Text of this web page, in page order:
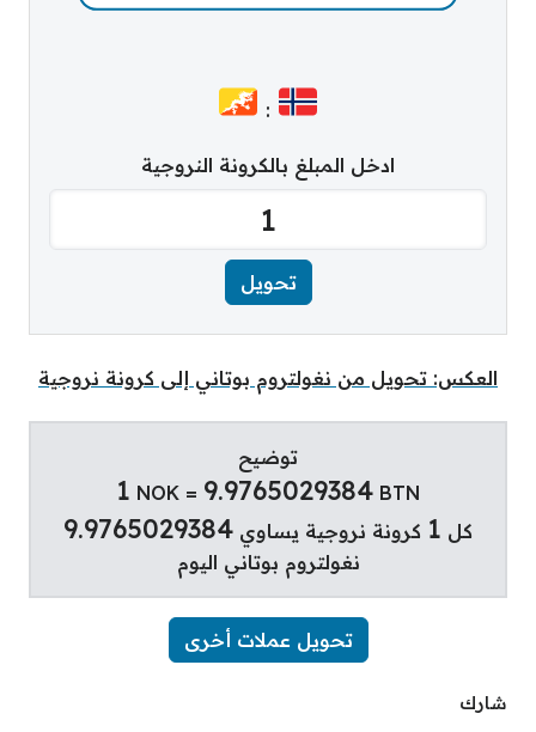
:
ادخل المبلغ بالكرونة النروجية
العكس: تحويل من نغولتروم بوتاني إلى كرونة نروجية
توضيح
1 NOK = 9.9765029384 BTN
كل 1 كرونة نروجية يساوي 9.9765029384
نغولتروم بوتاني اليوم
تحويل عملات أخرى
شارك